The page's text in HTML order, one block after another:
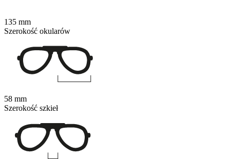
135 mm
Szerokość okularów
58 mm
Szerokość szkieł